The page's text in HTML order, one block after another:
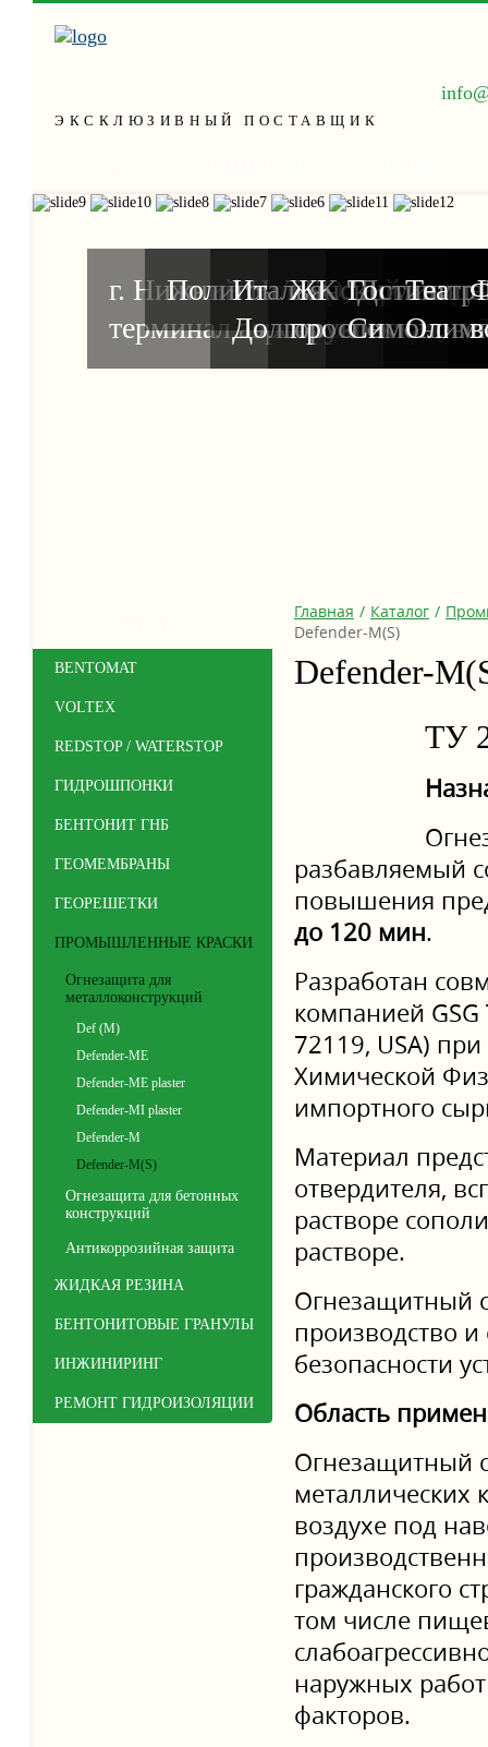
ЭКСКЛЮЗИВНЫЙ ПОСТАВЩИК
г. Нижний Новгород, новый
терминал аэропорта
Полигон ТБО,
Итальянский
Долгоруковская,
ЖК
проспект
Театр
BENTOMAT
VOLTEX
REDSTOP / WATERSTOP
ГИДРОШПОНКИ
БЕНТОНИТ ГНБ
ГЕОМЕМБРАНЫ
ГЕОРЕШЕТКИ
ПРОМЫШЛЕННЫЕ КРАСКИ
Огнезащита для
металлоконструкций
Def (M)
Defender-ME
Defender-ME plaster
Defender-MI plaster
Defender-М
Defender-M(S)
Огнезащита для бетонных
конструкций
Антикоррозийная защита
ЖИДКАЯ РЕЗИНА
БЕНТОНИТОВЫЕ ГРАНУЛЫ
ИНЖИНИРИНГ
РЕМОНТ ГИДРОИЗОЛЯЦИИ
Главная / Каталог /
Defender-M(S)
Defender-
ТУ
разбавляемый
повышения
до 120 мин.
Разработан
компанией GSG
72119, USA) при
Химической
импортного
Материал
отвердителя,
растворе
растворе.
Огнезащитный
производство
безопасности
Область
Огнезащитный
металлических
воздухе под
гражданского
том числе
наружных
факторов.